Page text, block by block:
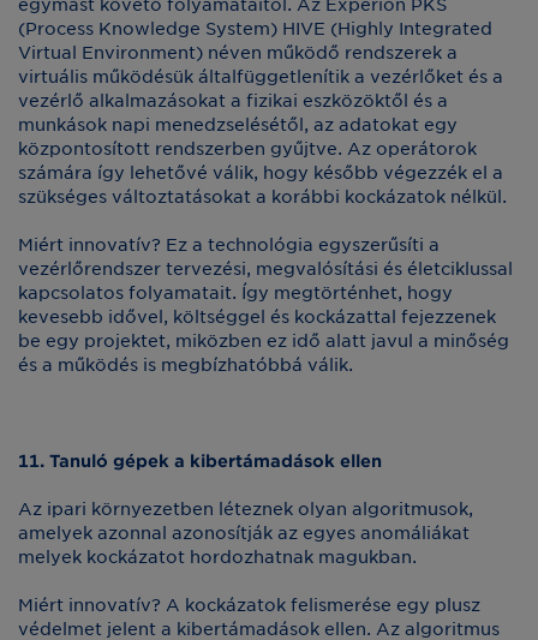
egymást követő folyamataitól. Az Experion PKS
(Process Knowledge System) HIVE (Highly Integrated
Virtual Environment) néven működő rendszerek a
virtuális működésük általfüggetlenítik a vezérlőket és a
vezérlő alkalmazásokat a fizikai eszközöktől és a
munkások napi menedzselésétől, az adatokat egy
központosított rendszerben gyűjtve. Az operátorok
számára így lehetővé válik, hogy később végezzék el a
szükséges változtatásokat a korábbi kockázatok nélkül.
Miért innovatív? Ez a technológia egyszerűsíti a
vezérlőrendszer tervezési, megvalósítási és életciklussal
kapcsolatos folyamatait. Így megtörténhet, hogy
kevesebb idővel, költséggel és kockázattal fejezzenek
be egy projektet, miközben ez idő alatt javul a minőség
és a működés is megbízhatóbbá válik.
11. Tanuló gépek a kibertámadások ellen
Az ipari környezetben léteznek olyan algoritmusok,
amelyek azonnal azonosítják az egyes anomáliákat
melyek kockázatot hordozhatnak magukban.
Miért innovatív? A kockázatok felismerése egy plusz
védelmet jelent a kibertámadások ellen. Az algoritmus